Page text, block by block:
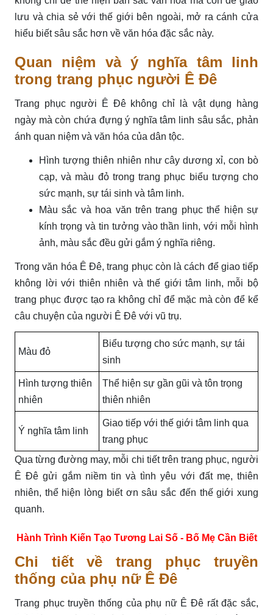
lưu và chia sẻ với thế giới bên ngoài, mở ra cánh cửa
hiểu biết sâu sắc hơn về văn hóa đặc sắc này.
Quan niệm và ý nghĩa tâm linh
trong trang phục người Ê Đê
Trang phục người Ê Đê không chỉ là vật dụng hàng
ngày mà còn chứa đựng ý nghĩa tâm linh sâu sắc, phản
ánh quan niệm và văn hóa của dân tộc.
Hình tượng thiên nhiên như cây dương xỉ, con bò
cạp, và màu đỏ trong trang phục biểu tượng cho
sức mạnh, sự tái sinh và tâm linh.
Màu sắc và hoa văn trên trang phục thể hiện sự
kính trọng và tin tưởng vào thần linh, với mỗi hình
ảnh, màu sắc đều gửi gắm ý nghĩa riêng.
Trong văn hóa Ê Đê, trang phục còn là cách để giao tiếp
không lời với thiên nhiên và thế giới tâm linh, mỗi bộ
trang phục được tạo ra không chỉ để mặc mà còn để kể
câu chuyện của người Ê Đê với vũ trụ.
Màu đỏ
Biểu tượng cho sức mạnh, sự tái
sinh
Hình tượng thiên
nhiên
Thể hiện sự gần gũi và tôn trọng
thiên nhiên
Ý nghĩa tâm linh
Giao tiếp với thế giới tâm linh qua
trang phục
Qua từng đường may, mỗi chi tiết trên trang phục, người
Ê Đê gửi gắm niềm tin và tình yêu với đất mẹ, thiên
nhiên, thể hiện lòng biết ơn sâu sắc đến thế giới xung
quanh.
Hành Trình Kiến Tạo Tương Lai Số - Bố Mẹ Cần Biết
Chi tiết về trang phục truyền
thống của phụ nữ Ê Đê
Trang phục truyền thống của phụ nữ Ê Đê rất đặc sắc,